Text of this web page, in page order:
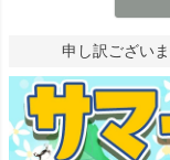
申し訳ござい